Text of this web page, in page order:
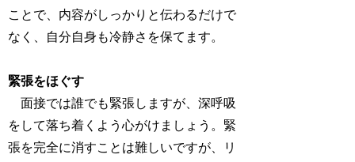
ことで、内容がしっかりと伝わるだけで
なく、自分自身も冷静さを保てます。
緊張をほぐす
面接では誰でも緊張しますが、深呼吸
をして落ち着くよう心がけましょう。緊
張を完全に消すことは難しいですが、リ